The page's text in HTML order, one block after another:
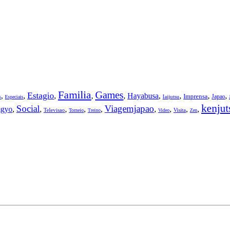
, Especiais, Estagio, Familia, Games, Hayabusa, Iaijutsu, Imprensa, Japao,
, Social, Televisao, Torneio, Treino, Viagemjapao, Video, Visita, Zen,